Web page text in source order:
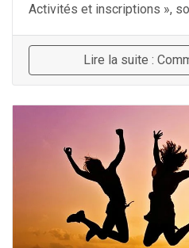
Activités et inscriptions »,
Lire la suite :